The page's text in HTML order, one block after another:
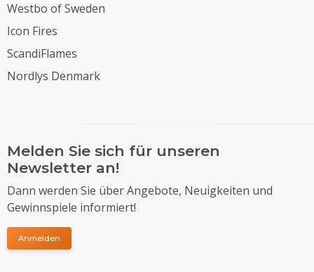
Westbo of Sweden
Icon Fires
ScandiFlames
Nordlys Denmark
Melden Sie sich für unseren
Newsletter an!
Dann werden Sie über Angebote, Neuigkeiten und
Gewinnspiele informiert!
Anmelden